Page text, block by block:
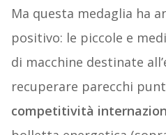
Ma questa medaglia ha
positivo: le piccole e
di macchine destinate
recuperare parecchi
competitività